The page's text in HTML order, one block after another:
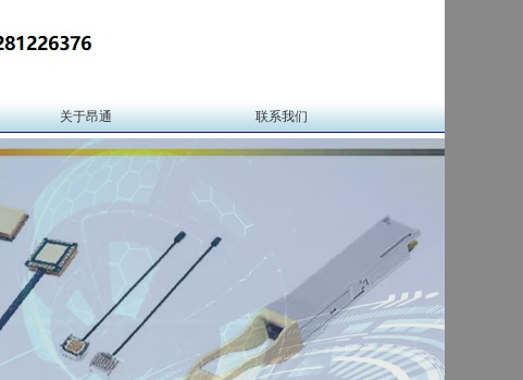
关于昂通 联系我们